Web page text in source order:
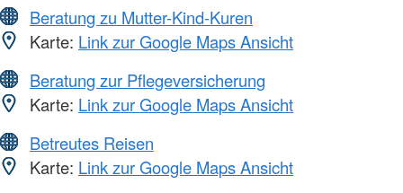
Beratung zu Mutter-Kind-Kuren
Karte: Link zur Google Maps Ansicht
Beratung zur Pflegeversicherung
Karte: Link zur Google Maps Ansicht
Betreutes Reisen
Karte: Link zur Google Maps Ansicht